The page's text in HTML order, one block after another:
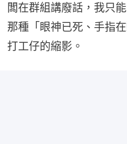
闆在群組講廢話，我只
那種「眼神已死、手指
打工仔的縮影。